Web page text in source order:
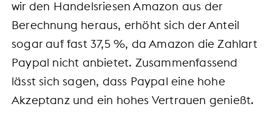
wir den Handelsriesen Amazon aus der
Berechnung heraus, erhöht sich der Anteil
sogar auf fast 37,5 %, da Amazon die Zahlart
Paypal nicht anbietet. Zusammenfassend
lässt sich sagen, dass Paypal eine hohe
Akzeptanz und ein hohes Vertrauen genießt.